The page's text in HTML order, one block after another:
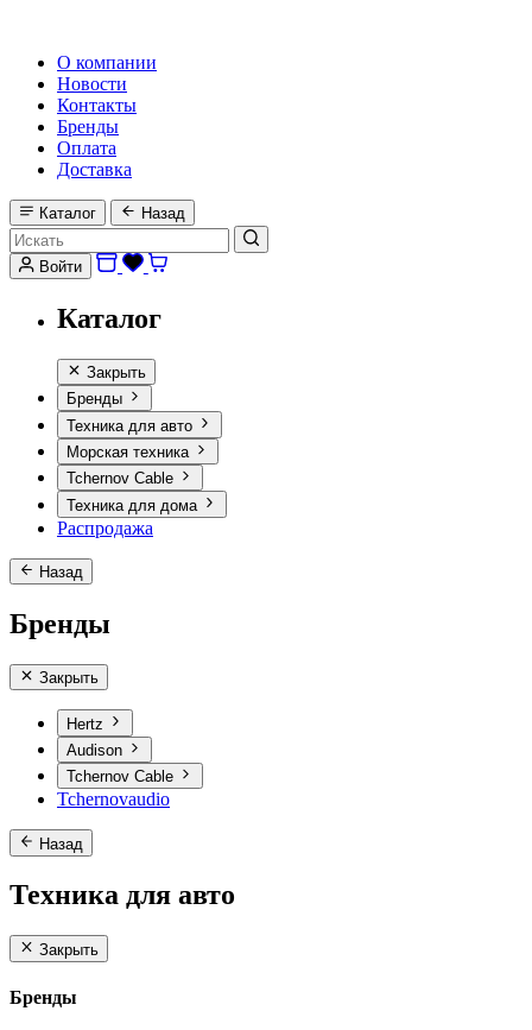
О компании
Новости
Контакты
Бренды
Оплата
Доставка
Каталог Назад
Войти
Каталог
Закрыть
Бренды
Техника для авто
Морская техника
Tchernov Cable
Техника для дома
Распродажа
Назад
Бренды
Закрыть
Hertz
Audison
Tchernov Cable
Tchernovaudio
Назад
Техника для авто
Закрыть
Бренды